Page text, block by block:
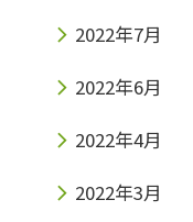
2022年7月
2022年6月
2022年4月
2022年3月